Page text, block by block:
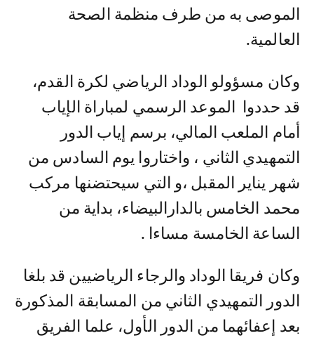
الموصى به من طرف منظمة الصحة
العالمية.
وكان مسؤولو الوداد الرياضي لكرة القدم،
قد حددوا الموعد الرسمي لمباراة الإياب
أمام الملعب المالي، برسم إياب الدور
التمهيدي الثاني ، واختاروا يوم السادس من
شهر يناير المقبل ،و التي سيحتضنها مركب
محمد الخامس بالدارالبيضاء، بداية من
الساعة الخامسة مساءا .
وكان فريقا الوداد والرجاء الرياضيين قد بلغا
الدور التمهيدي الثاني من المسابقة المذكورة
بعد إعفائهما من الدور الأول، علما الفريق